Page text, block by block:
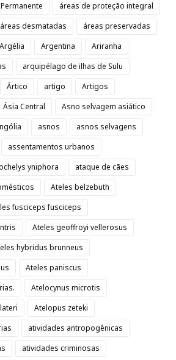
áreas de proteção integral
áreas desmatadas
áreas preservadas
Argélia Argentina
Ariranha
arquipélago de ilhas de Sulu
Ártico artigo
Artigos
Ásia Central
Asno selvagem asiático
asnos
asnos selvagens
assentamentos urbanos
yniphora
ataque de cães
Ateles belzebuth
fusciceps fusciceps
Ateles geoffroyi vellerosus
hybridus brunneus
Ateles paniscus
Atelocynus microtis
Atelopus zeteki
atividades antropogênicas
atividades criminosas